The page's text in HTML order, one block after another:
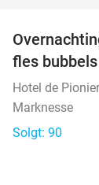
fles
Hotel de Pionier
Marknesse
Solgt: 90